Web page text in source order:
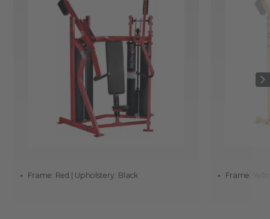
Frame: Red | Upholstery: Black Frame: